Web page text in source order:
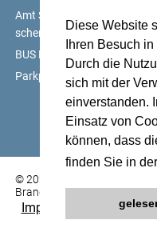
Diese Website
Ihren Besuch
Durch die
sich mit der
einverstanden.
Einsatz von
können, dass
finden Sie in der
Amt Schenkenländchen,
schenkenlaendchen.de
BUS Linien 725, 726 und
Parkplätze auf dem Hof des
© 2026 Stadt Teupitz am
Brandenburg
Impressum, rechtl.